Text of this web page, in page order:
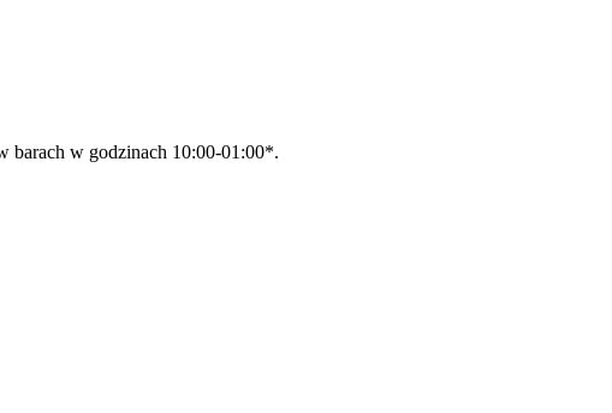
barach w godzinach 10:00-01:00*.